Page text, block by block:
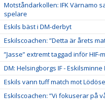
Motståndarkollen: IFK Värnamo
spelare
Eskils bäst i DM-derbyt
Eskilscoachen: ”Detta är årets
”Jasse” extremt taggad inför HIF-
DM: Helsingborgs IF - Eskilsminne
Eskils vann tuff match mot
Eskilscoachen: ”Vi fokuserar på